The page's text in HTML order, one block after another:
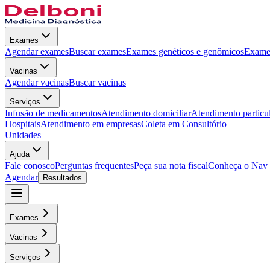
Exames
Agendar examesBuscar examesExames genéticos e genômicos
Vacinas
Agendar vacinasBuscar vacinas
Serviços
Infusão de medicamentosAtendimento domiciliarAtendimento
HospitaisAtendimento em empresasColeta em Consultório
Unidades
Ajuda
Fale conoscoPerguntas frequentesPeça sua nota fiscalConheça o Nav
Agendar
Resultados
Exames
Vacinas
Serviços